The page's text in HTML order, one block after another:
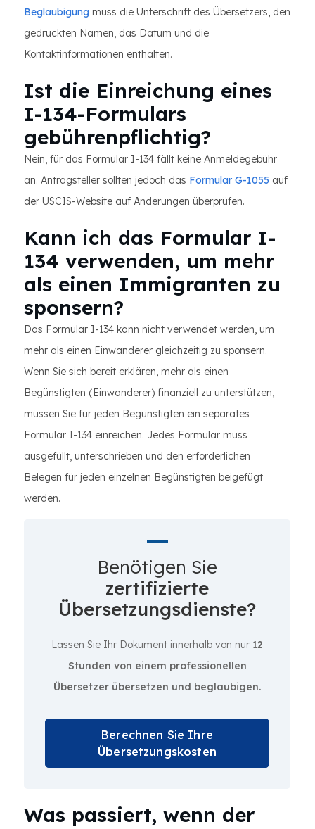
Beglaubigung muss die Unterschrift des Übersetzers, den
gedruckten Namen, das Datum und die
Kontaktinformationen enthalten.
Ist die Einreichung eines
I-134-Formulars
gebührenpflichtig?
Nein, für das Formular I-134 fällt keine Anmeldegebühr
an. Antragsteller sollten jedoch das Formular G-1055 auf
der USCIS-Website auf Änderungen überprüfen.
Kann ich das Formular I-
134 verwenden, um mehr
als einen Immigranten zu
sponsern?
Das Formular I-134 kann nicht verwendet werden, um
mehr als einen Einwanderer gleichzeitig zu sponsern.
Wenn Sie sich bereit erklären, mehr als einen
Begünstigten (Einwanderer) finanziell zu unterstützen,
müssen Sie für jeden Begünstigten ein separates
Formular I-134 einreichen. Jedes Formular muss
ausgefüllt, unterschrieben und den erforderlichen
Belegen für jeden einzelnen Begünstigten beigefügt
werden.
Benötigen Sie
zertifizierte
Übersetzungsdienste?
Lassen Sie Ihr Dokument innerhalb von nur 12
Stunden von einem professionellen
Übersetzer übersetzen und beglaubigen.
Berechnen Sie Ihre
Übersetzungskosten
Was passiert, wenn der